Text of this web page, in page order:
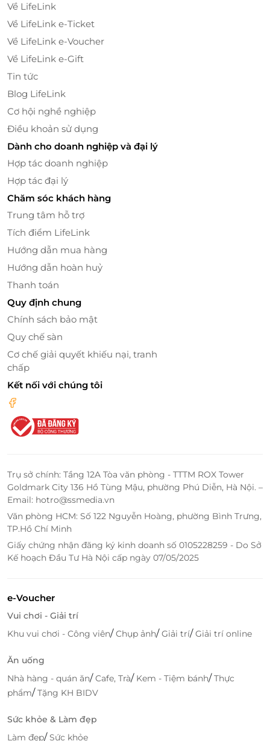
Khám phá Huế theo cách riêng cùng Le Carré
Huế
Dịch vụ hỗ trợ du lịch cá nhân hóa:
các dịch vụ bản địa giúp bạn khám phá nét văn
Nhà hàng & Bar thư giãn:
thực địa phương và quốc tế trong không gian
ấm cúng.
Miễn phí sử dụng hồ bơi:
trong làn nước mát, giữa không gian yên tĩnh,
riêng tư và nghệ thuật.
Đội ngũ nhân viên chuyên nghiệp:
thiện, tận tâm và sẵn sàng hỗ trợ mọi nhu cầu
của bạn.
LifeLink – Nền tảng mua sắm thông
tiện lợi
Trải nghiệm mua sắm dịch vụ hiện đại cùng
LifeLink
LifeLink là nền tảng thương mại điện tử tiên phong
nghỉ dưỡng, làm đẹp đến ẩm thực. Với mục tiêu
mang lại trải nghiệm tốt nhất cho khách hàng,
Về LifeLink
Về LifeLink e-Ticket
Về LifeLink e-Voucher
Về LifeLink e-Gift
Tin tức
Blog LifeLink
Cơ hội nghề nghiệp
Điều khoản sử dụng
Dành cho doanh nghiệp và đại lý
Hợp tác doanh nghiệp
Hợp tác đại lý
Chăm sóc khách hàng
Trung tâm hỗ trợ
Tích điểm LifeLink
Hướng dẫn mua hàng
Hướng dẫn hoàn huỷ
Thanh toán
Quy định chung
Chính sách bảo mật
Quy chế sàn
Cơ chế giải quyết khiếu nại, tranh
chấp
Kết nối với chúng tôi
Trụ sở chính: Tầng 12A Tòa văn phòng - TTTM ROX Tower
Goldmark City 136 Hồ Tùng Mậu, phường Phú Diễn, Hà Nội. –
Email: hotro@ssmedia.vn
Văn phòng HCM: Số 122 Nguyễn Hoàng, phường Bình Trưng,
TP.Hồ Chí Minh
Giấy chứng nhận đăng ký kinh doanh số 0105228259 - Do Sở
Kế hoạch Đầu Tư Hà Nội cấp ngày 07/05/2025
e-Voucher
Vui chơi - Giải trí
Khu vui chơi - Công viên/Chụp ảnh/Giải trí/Giải trí online
Ăn uống
Nhà hàng - quán ăn/Cafe, Trà/ Kem - Tiệm bánh/Thực
phẩm/Tặng KH BIDV
Sức khỏe & Làm đẹp
Làm đẹp/Sức khỏe